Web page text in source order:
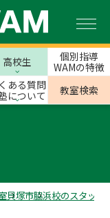
高校生
個別指導
WAMの特徴
ある質問
について
教室検索
貝塚市脇浜校のスタッフ